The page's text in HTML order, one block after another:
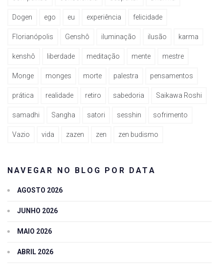
Dogen ego eu experiência felicidade
Florianópolis Genshô iluminação ilusão karma
kenshô liberdade meditação mente mestre
Monge monges morte palestra pensamentos
prática realidade retiro sabedoria Saikawa Roshi
samadhi Sangha satori sesshin sofrimento
Vazio vida zazen zen zen budismo
NAVEGAR NO BLOG POR DATA
AGOSTO 2026
JUNHO 2026
MAIO 2026
ABRIL 2026